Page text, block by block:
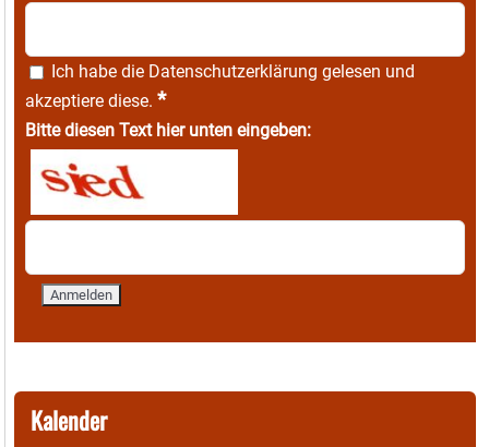
Ich habe die Datenschutzerklärung gelesen und
akzeptiere diese. *
Bitte diesen Text hier unten eingeben:
Kalender